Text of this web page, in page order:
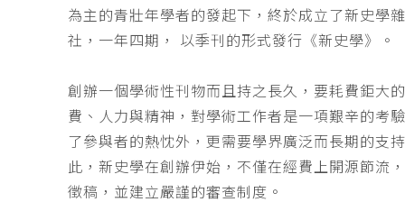
為主的青壯年學者的發起下，終於成立了新史學
社，一年四期， 以季刊的形式發行《新史學》。
創辦一個學術性刊物而且持之長久，要耗費鉅大
費、人力與精神，對學術工作者是一項艱辛的考
了參與者的熱忱外，更需要學界廣泛而長期的支
此，新史學在創辦伊始，不僅在經費上開源節流
徵稿，並建立嚴謹的審查制度。